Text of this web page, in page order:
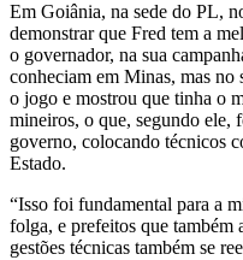
Em Goiânia, na sede do PL,
demonstrar que Fred tem a
o governador, na sua
conheciam em Minas, mas no
o jogo e mostrou que tinha o
mineiros, o que, segundo ele,
governo, colocando técnicos
Estado.
“Isso foi fundamental para a
folga, e prefeitos que também
gestões técnicas também se